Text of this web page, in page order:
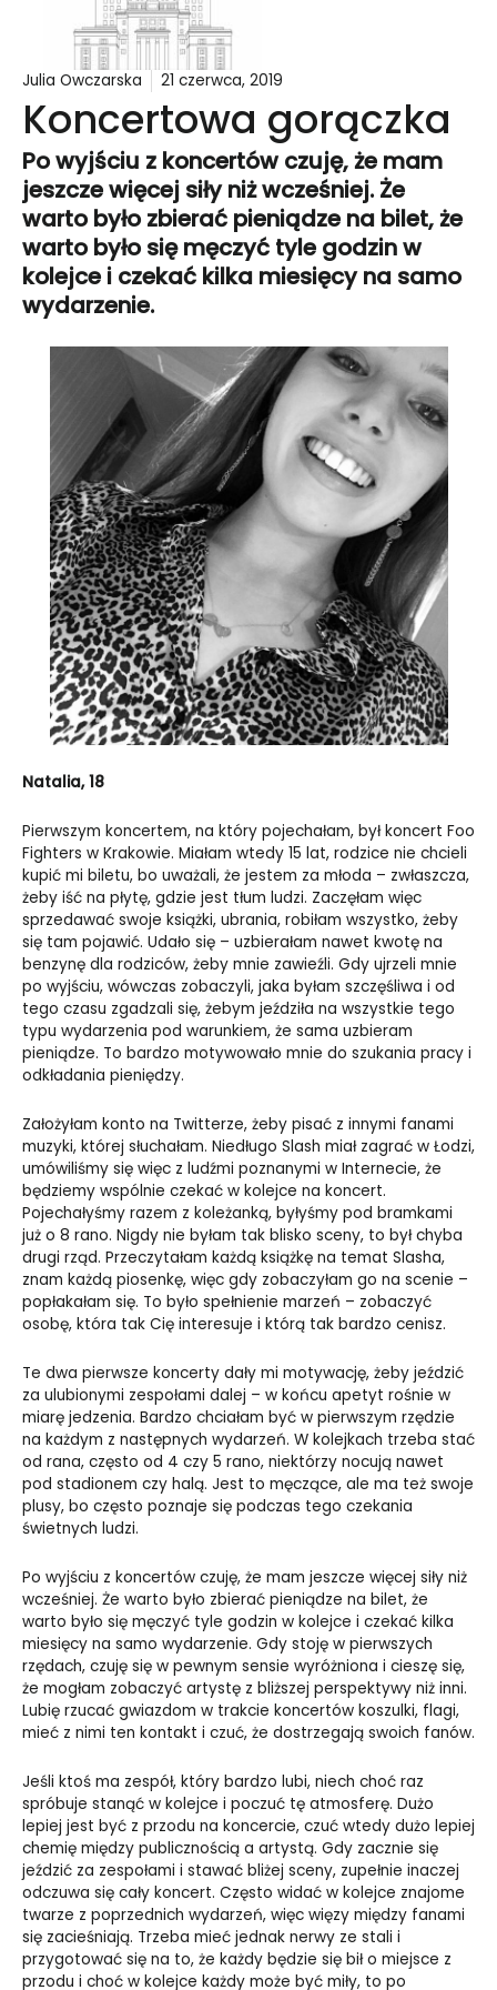
Julia Owczarska 21 czerwca, 2019
Koncertowa gorączka
Po wyjściu z koncertów czuję, że mam
jeszcze więcej siły niż wcześniej. Że
warto było zbierać pieniądze na bilet, że
warto było się męczyć tyle godzin w
kolejce i czekać kilka miesięcy na samo
wydarzenie.
Natalia, 18
Pierwszym koncertem, na który pojechałam, był koncert Foo
Fighters w Krakowie. Miałam wtedy 15 lat, rodzice nie chcieli
kupić mi biletu, bo uważali, że jestem za młoda – zwłaszcza,
żeby iść na płytę, gdzie jest tłum ludzi. Zaczęłam więc
sprzedawać swoje książki, ubrania, robiłam wszystko, żeby
się tam pojawić. Udało się – uzbierałam nawet kwotę na
benzynę dla rodziców, żeby mnie zawieźli. Gdy ujrzeli mnie
po wyjściu, wówczas zobaczyli, jaka byłam szczęśliwa i od
tego czasu zgadzali się, żebym jeździła na wszystkie tego
typu wydarzenia pod warunkiem, że sama uzbieram
pieniądze. To bardzo motywowało mnie do szukania pracy i
odkładania pieniędzy.
Założyłam konto na Twitterze, żeby pisać z innymi fanami
muzyki, której słuchałam. Niedługo Slash miał zagrać w Łodzi,
umówiliśmy się więc z ludźmi poznanymi w Internecie, że
będziemy wspólnie czekać w kolejce na koncert.
Pojechałyśmy razem z koleżanką, byłyśmy pod bramkami
już o 8 rano. Nigdy nie byłam tak blisko sceny, to był chyba
drugi rząd. Przeczytałam każdą książkę na temat Slasha,
znam każdą piosenkę, więc gdy zobaczyłam go na scenie –
popłakałam się. To było spełnienie marzeń – zobaczyć
osobę, która tak Cię interesuje i którą tak bardzo cenisz.
Te dwa pierwsze koncerty dały mi motywację, żeby jeździć
za ulubionymi zespołami dalej – w końcu apetyt rośnie w
miarę jedzenia. Bardzo chciałam być w pierwszym rzędzie
na każdym z następnych wydarzeń. W kolejkach trzeba stać
od rana, często od 4 czy 5 rano, niektórzy nocują nawet
pod stadionem czy halą. Jest to męczące, ale ma też swoje
plusy, bo często poznaje się podczas tego czekania
świetnych ludzi.
Po wyjściu z koncertów czuję, że mam jeszcze więcej siły niż
wcześniej. Że warto było zbierać pieniądze na bilet, że
warto było się męczyć tyle godzin w kolejce i czekać kilka
miesięcy na samo wydarzenie. Gdy stoję w pierwszych
rzędach, czuję się w pewnym sensie wyróżniona i cieszę się,
że mogłam zobaczyć artystę z bliższej perspektywy niż inni.
Lubię rzucać gwiazdom w trakcie koncertów koszulki, flagi,
mieć z nimi ten kontakt i czuć, że dostrzegają swoich fanów.
Jeśli ktoś ma zespół, który bardzo lubi, niech choć raz
spróbuje stanąć w kolejce i poczuć tę atmosferę. Dużo
lepiej jest być z przodu na koncercie, czuć wtedy dużo lepiej
chemię między publicznością a artystą. Gdy zacznie się
jeździć za zespołami i stawać bliżej sceny, zupełnie inaczej
odczuwa się cały koncert. Często widać w kolejce znajome
twarze z poprzednich wydarzeń, więc więzy między fanami
się zacieśniają. Trzeba mieć jednak nerwy ze stali i
przygotować się na to, że każdy będzie się bił o miejsce z
przodu i choć w kolejce każdy może być miły, to po